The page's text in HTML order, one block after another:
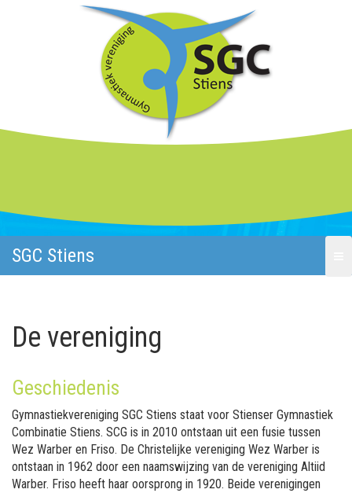
SGC Stiens
De vereniging
Geschiedenis
Gymnastiekvereniging SGC Stiens staat voor Stienser Gymnastiek
Combinatie Stiens. SCG is in 2010 ontstaan uit een fusie tussen
Wez Warber en Friso. De Christelijke vereniging Wez Warber is
ontstaan in 1962 door een naamswijzing van de vereniging Altiid
Warber. Friso heeft haar oorsprong in 1920. Beide verenigingen